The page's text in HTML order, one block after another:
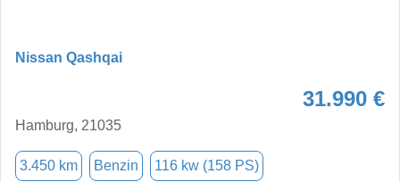
Nissan Qashqai
31.990 €
Hamburg, 21035
3.450 km Benzin 116 kw (158 PS)